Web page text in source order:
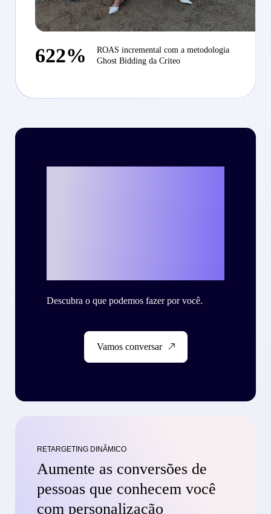
622%
ROAS incremental com a metodologia
Ghost Bidding da Criteo
Descubra o que podemos fazer por você.
Vamos conversar
RETARGETING DINÂMICO
Aumente as conversões de
pessoas que conhecem você
com personalização